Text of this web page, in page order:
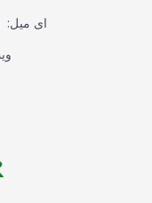
ای میل: